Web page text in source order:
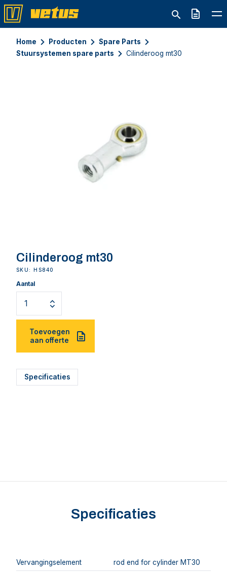
Offerte
Home Producten
Spare Parts
Stuursystemen spare parts
Cilinderoog mt30
Cilinderoog mt30
SKU: HS840
Aantal
Toevoegen
aan offerte
Specificaties
Specificaties
Vervangingselement
rod end for cylinder MT30